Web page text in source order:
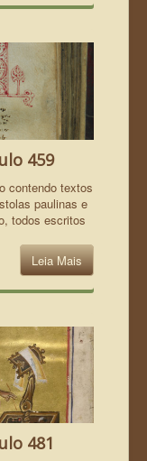
459
contendo textos
paulinas e
todos escritos
Leia Mais
481